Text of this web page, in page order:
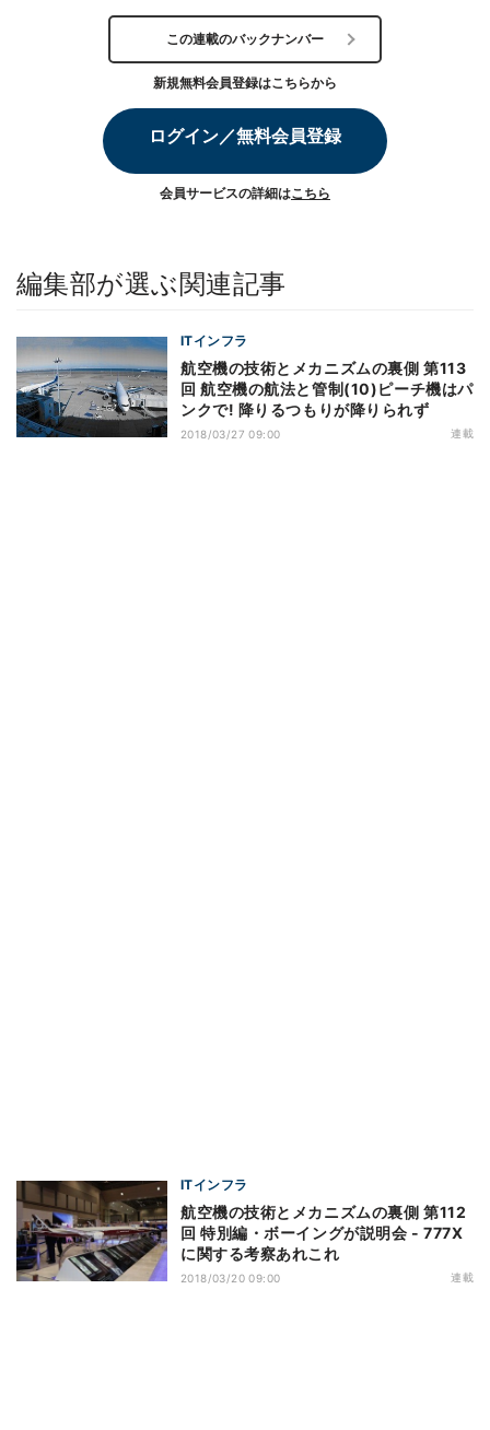
この連載のバックナンバー
新規無料会員登録はこちらから
ログイン／無料会員登録
会員サービスの詳細はこちら
編集部が選ぶ関連記事
ITインフラ
航空機の技術とメカニズムの裏側 第113
回 航空機の航法と管制(10)ピーチ機はパ
ンクで! 降りるつもりが降りられず
2018/03/27 09:00 連載
ITインフラ
航空機の技術とメカニズムの裏側 第112
回 特別編・ボーイングが説明会 - 777X
に関する考察あれこれ
2018/03/20 09:00 連載